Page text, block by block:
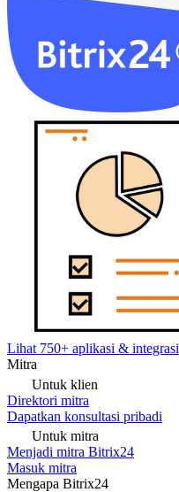
Lihat 750+ aplikasi & integrasi
Mitra
Untuk klien
Direktori mitra
Dapatkan konsultasi pribadi
Untuk mitra
Menjadi mitra Bitrix24
Masuk mitra
Mengapa Bitrix24